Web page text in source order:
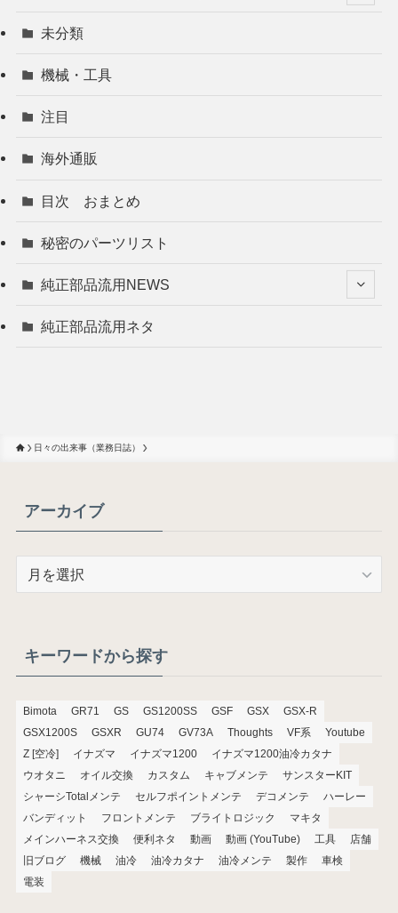
未分類
機械・工具
注目
海外通販
目次 おまとめ
秘密のパーツリスト
純正部品流用NEWS
純正部品流用ネタ
日々の出来事（業務日誌）
アーカイブ
ブキーワードから探す
Bimota GR71 GS GS1200SS GSF GSX
GSX-R
GSX1200S
GSXR GU74 GV73A Thoughts VF系
Youtube
Z [空冷]
イナズマ イナズマ1200
イナズマ1200油冷カタナ
ウオタニ
オイル交換 カスタム キャブメンテ
サンスターKIT
シャーシTotalメンテ
セルフポイントメンテ デコメンテ
ハーレー
バンディット
フロントメンテ ブライトロジック
マキタ
メインハーネス交換
便利ネタ 動画 動画 (YouTube) 工具
店舗
旧ブログ
機械 油冷 油冷カタナ 油冷メンテ 製作
車検
電装